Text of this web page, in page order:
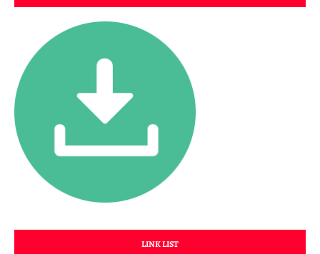
LINK LIST